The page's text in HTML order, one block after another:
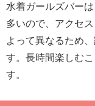
水着ガールズバー
多いので、アクセ
よって異なるため
す。長時間楽しむ
す。